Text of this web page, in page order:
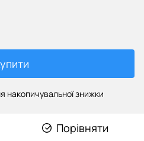
накопичувальної знижки
Порівняти